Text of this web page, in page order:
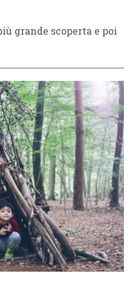
grande scoperta e poi